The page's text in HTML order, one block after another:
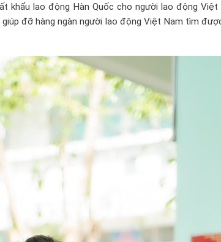
khẩu lao động Hàn Quốc cho người lao động Việt
giúp đỡ hàng ngàn người lao động Việt Nam tìm